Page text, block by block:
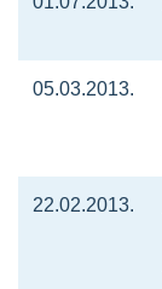
05.03.2013.
22.02.2013.